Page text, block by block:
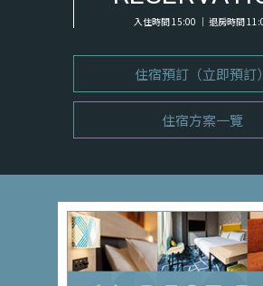
入住時間 15:00 ｜ 退房時間
住宿預訂（立即預訂）
住宿方案一覽